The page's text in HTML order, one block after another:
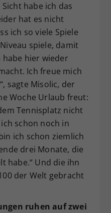
habe ich das
hat es nicht
ich so viele Spiele
spiele, damit
habe hier wieder
Ich freue mich
sagte Misolic, der
Woche Urlaub freut:
Tennisplatz nicht
schon noch in
ich schon ziemlich
drei Monate, die
habe.“ Und die ihn
der Welt gebracht
ruhen auf zwei